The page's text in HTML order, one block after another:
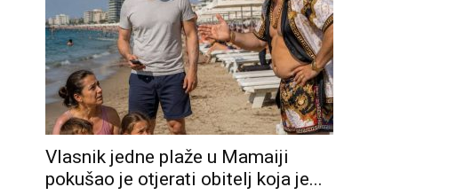
Vlasnik jedne plaže u Mamaiji
pokušao je otjerati obitelj koja je...